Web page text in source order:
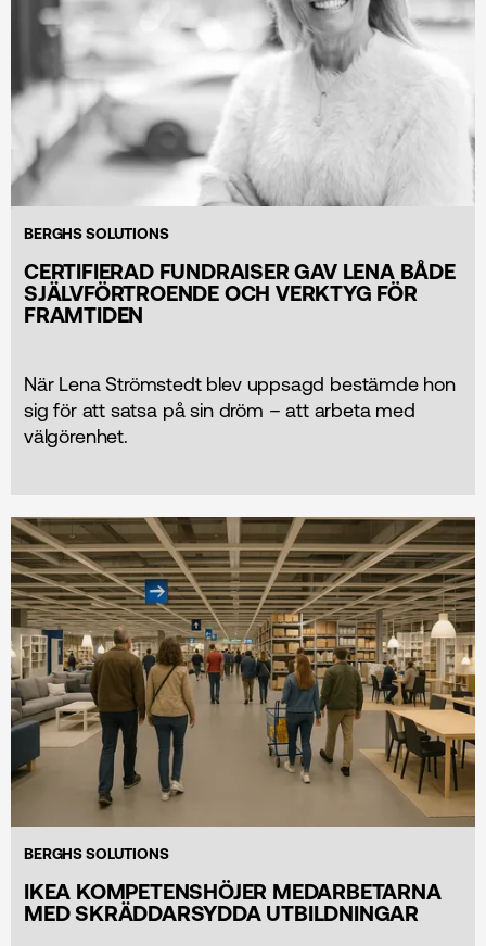
BERGHS SOLUTIONS
CERTIFIERAD FUNDRAISER GAV LENA BÅDE
SJÄLVFÖRTROENDE OCH VERKTYG FÖR
FRAMTIDEN
När Lena Strömstedt blev uppsagd bestämde hon
sig för att satsa på sin dröm – att arbeta med
välgörenhet.
BERGHS SOLUTIONS
IKEA KOMPETENSHÖJER MEDARBETARNA
MED SKRÄDDARSYDDA UTBILDNINGAR